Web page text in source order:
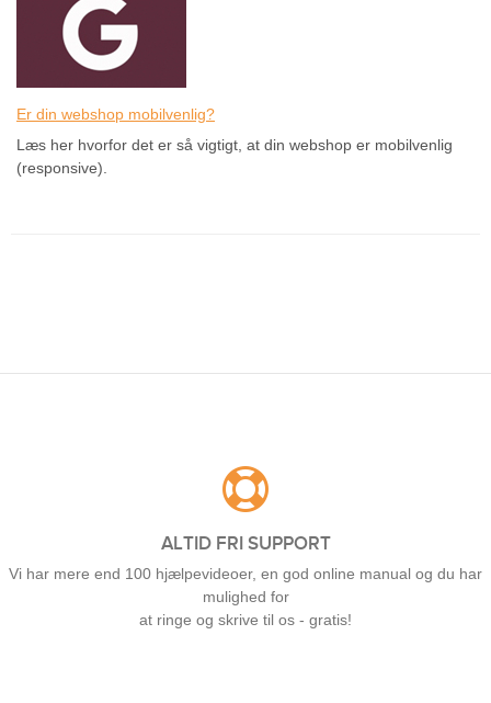
Er din webshop mobilvenlig?
Læs her hvorfor det er så vigtigt, at din webshop er mobilvenlig
(responsive).
ALTID FRI SUPPORT
Vi har mere end 100 hjælpevideoer, en god online manual og du har
mulighed for
at ringe og skrive til os - gratis!